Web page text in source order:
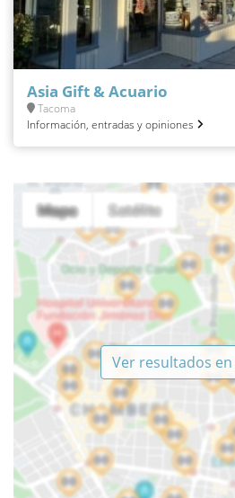
Asia Gift & Acuario
Tacoma
Información, entradas y opiniones
Ver resultados